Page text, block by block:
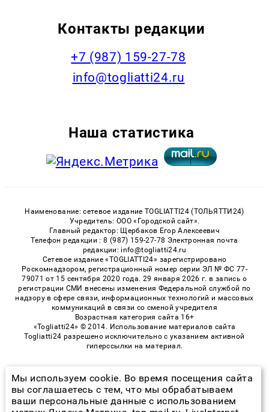
Контакты редакции
+7 (987) 159-27-78
info@togliatti24.ru
Наша статистика
Наименование: сетевое издание TOGLIATTI24 (ТОЛЬЯТТИ24)
Учредитель: ООО «Городской сайт».
Главный редактор: Щербаков Егор Алексеевич
Телефон редакции : 8 (987) 159-27-78 Электронная почта
редакции: info@togliatti24.ru
Сетевое издание «TOGLIATTI24» зарегистрировано
Роскомнадзором, регистрационный номер серии ЭЛ № ФС 77-
79071 от 15 сентября 2020 года. 29 января 2026 г. в запись о
регистрации СМИ внесены изменения Федеральной службой по
надзору в сфере связи, информационных технологий и массовых
коммуникаций в связи со сменой учредителя
Возрастная категория сайта 16+
«Togliatti24» © 2014. Использование материалов сайта
Togliatti24 разрешено исключительно с указанием активной
гиперссылки на материал.
© 2026 «Togliatti24» | Все права защищены
Возрастная категория сайта 16+
Мы используем cookie. Во время посещения сайта
вы соглашаетесь с тем, что мы обрабатываем
ваши персональные данные с использованием